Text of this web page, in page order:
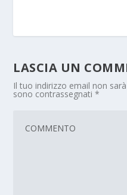
LASCIA UN
Il tuo indirizzo email non
sono contrassegnati*